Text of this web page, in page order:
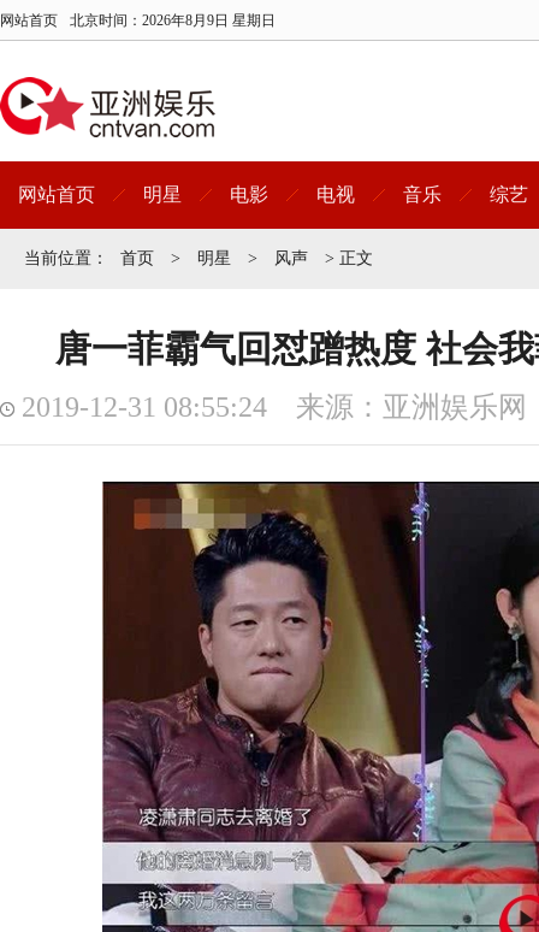
网站首页 北京时间： 2026年8月9日 星期日
网站首页 明星 电影 电视 音乐 综艺
当前位置： 首页 > 明星 > 风声 > 正文
唐一菲霸气回怼蹭热度 社会
2019-12-31 08:55:24 来源：亚洲娱乐网